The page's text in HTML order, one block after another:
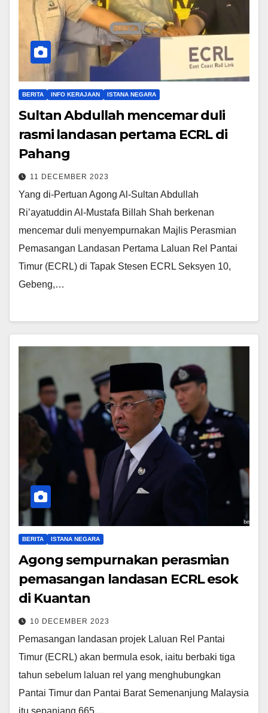
BERITA INFO KERAJAAN ISTANA NEGARA
Sultan Abdullah mencemar duli
rasmi landasan pertama ECRL di
Pahang
11 DECEMBER 2023
Yang di-Pertuan Agong Al-Sultan Abdullah
Ri’ayatuddin Al-Mustafa Billah Shah berkenan
mencemar duli menyempurnakan Majlis Perasmian
Pemasangan Landasan Pertama Laluan Rel Pantai
Timur (ECRL) di Tapak Stesen ECRL Seksyen 10,
Gebeng,…
BERITA ISTANA NEGARA
Agong sempurnakan perasmian
pemasangan landasan ECRL esok
di Kuantan
10 DECEMBER 2023
Pemasangan landasan projek Laluan Rel Pantai
Timur (ECRL) akan bermula esok, iaitu berbaki tiga
tahun sebelum laluan rel yang menghubungkan
Pantai Timur dan Pantai Barat Semenanjung Malaysia
itu sepanjang 665…